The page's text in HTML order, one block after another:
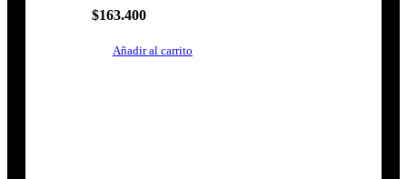
$163.400
Añadir al carrito